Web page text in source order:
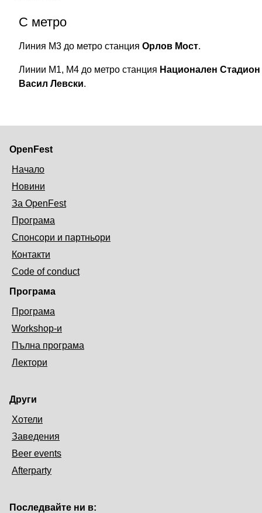
С метро
Линия М3 до метро станция Орлов Мост.
Линии М1, М4 до метро станция Национален Стадион
Васил Левски.
OpenFest
Начало
Новини
За OpenFest
Програма
Спонсори и партньори
Контакти
Code of conduct
Програма
Програма
Workshop-и
Пълна програма
Лектори
Други
Хотели
Заведения
Beer events
Afterparty
Последвайте ни в: